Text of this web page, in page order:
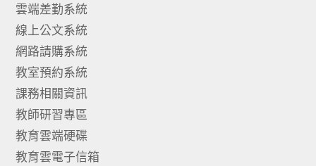
雲端差勤系統
線上公文系統
網路請購系統
教室預約系統
課務相關資訊
教師研習專區
教育雲端硬碟
教育雲電子信箱